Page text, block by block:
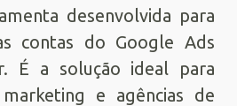
desenvolvida para
contas do Google Ads
É a solução ideal para
e agências de